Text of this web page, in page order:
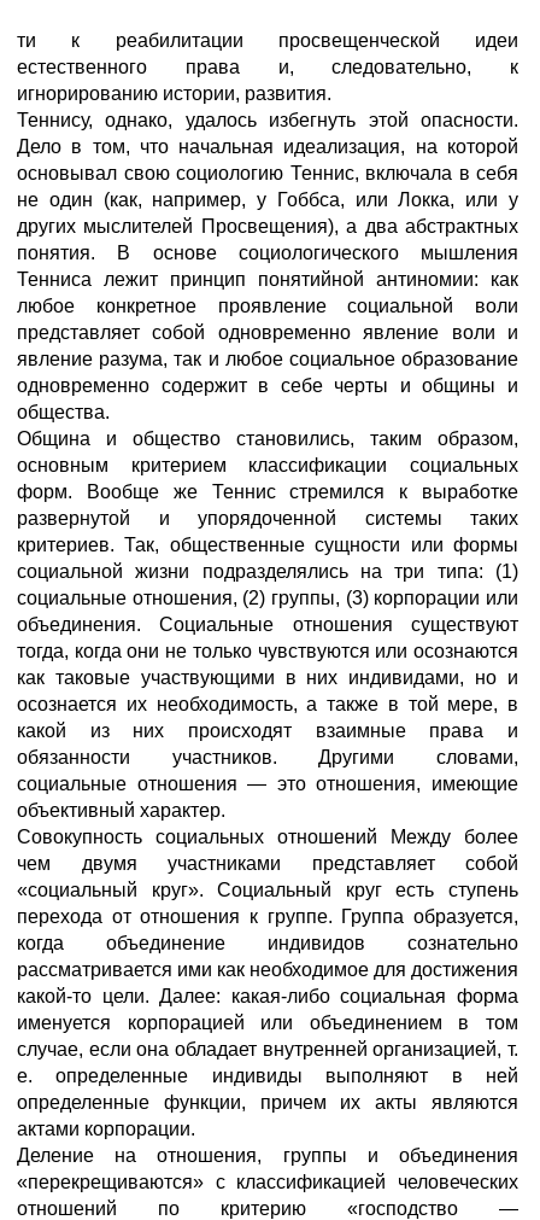
ти к реабилитации просвещенческой идеи
естественного права и, следовательно, к
игнорированию истории, развития.
Теннису, однако, удалось избегнуть этой опасности.
Дело в том, что начальная идеализация, на которой
основывал свою социологию Теннис, включала в себя
не один (как, например, у Гоббса, или Локка, или у
других мыслителей Просвещения), а два абстрактных
понятия. В основе социологического мышления
Тенниса лежит принцип понятийной антиномии: как
любое конкретное проявление социальной воли
представляет собой одновременно явление воли и
явление разума, так и любое социальное образование
одновременно содержит в себе черты и общины и
общества.
Община и общество становились, таким образом,
основным критерием классификации социальных
форм. Вообще же Теннис стремился к выработке
развернутой и упорядоченной системы таких
критериев. Так, общественные сущности или формы
социальной жизни подразделялись на три типа: (1)
социальные отношения, (2) группы, (3) корпорации или
объединения. Социальные отношения существуют
тогда, когда они не только чувствуются или осознаются
как таковые участвующими в них индивидами, но и
осознается их необходимость, а также в той мере, в
какой из них происходят взаимные права и
обязанности участников. Другими словами,
социальные отношения — это отношения, имеющие
объективный характер.
Совокупность социальных отношений Между более
чем двумя участниками представляет собой
«социальный круг». Социальный круг есть ступень
перехода от отношения к группе. Группа образуется,
когда объединение индивидов сознательно
рассматривается ими как необходимое для достижения
какой-то цели. Далее: какая-либо социальная форма
именуется корпорацией или объединением в том
случае, если она обладает внутренней организацией, т.
е. определенные индивиды выполняют в ней
определенные функции, причем их акты являются
актами корпорации.
Деление на отношения, группы и объединения
«перекрещиваются» с классификацией человеческих
отношений по критерию «господство —